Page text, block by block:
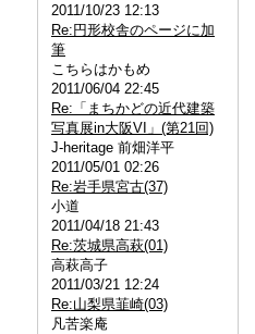
2011/10/23 12:13
Re:円形校舎のページに加
筆
こちらはかもめ
2011/06/04 22:45
Re:「まちかどの近代建築
写真展in大阪VI」(第21回)
J-heritage 前畑洋平
2011/05/01 02:26
Re:岩手県宮古(37)
小道
2011/04/18 21:43
Re:茨城県高萩(01)
高萩高子
2011/03/21 12:24
Re:山梨県韮崎(03)
凡苦楽庵